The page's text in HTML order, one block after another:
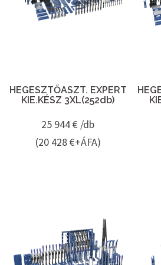
HEGESZTŐASZT. EXPERT
KIE.KÉSZ 3XL(252db)
25 944€ /db
(20 428 €+ÁFA)